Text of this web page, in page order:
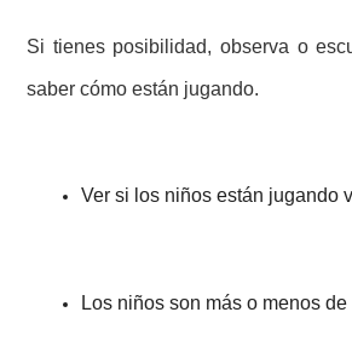
Si tienes posibilidad, observa o
saber cómo están jugando.
Ver si los niños están jugando
Los niños son más o menos